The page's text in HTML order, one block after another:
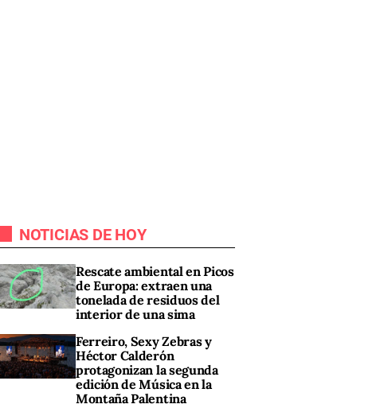
NOTICIAS DE HOY
Rescate ambiental en Picos
de Europa: extraen una
tonelada de residuos del
interior de una sima
Ferreiro, Sexy Zebras y
Héctor Calderón
protagonizan la segunda
edición de Música en la
Montaña Palentina